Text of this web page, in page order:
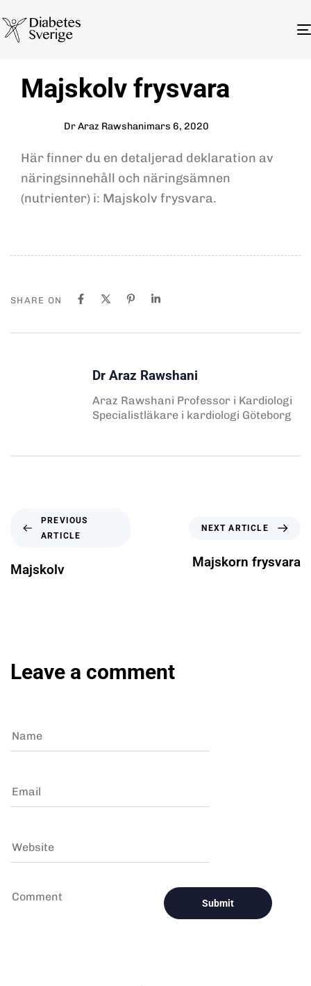
IN:
Majskolv frysvara
Dr Araz Rawshani
on:
mars 6, 2020
Här finner du en detaljerad deklaration av
näringsinnehåll och näringsämnen
(nutrienter) i: Majskolv frysvara.
SHARE ON
Dr Araz Rawshani
Araz Rawshani Professor i Kardiologi
Specialistläkare i kardiologi Göteborg
PREVIOUS
ARTICLE
Majskolv
NEXT ARTICLE
Majskorn frysvara
Leave a comment